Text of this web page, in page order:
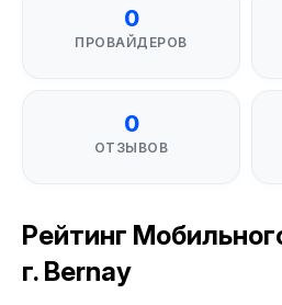
0
ПРОВАЙДЕРОВ
0
ОТЗЫВОВ
Рейтинг
г. Bernay